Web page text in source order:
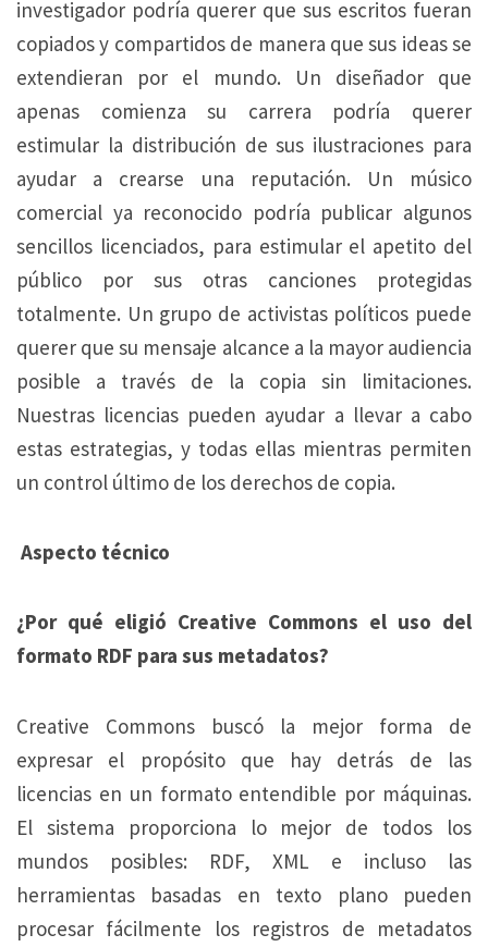
investigador podría querer que sus escritos fueran
copiados y compartidos de manera que sus ideas se
extendieran por el mundo. Un diseñador que
apenas comienza su carrera podría querer
estimular la distribución de sus ilustraciones para
ayudar a crearse una reputación. Un músico
comercial ya reconocido podría publicar algunos
sencillos licenciados, para estimular el apetito del
público por sus otras canciones protegidas
totalmente. Un grupo de activistas políticos puede
querer que su mensaje alcance a la mayor audiencia
posible a través de la copia sin limitaciones.
Nuestras licencias pueden ayudar a llevar a cabo
estas estrategias, y todas ellas mientras permiten
un control último de los derechos de copia.
Aspecto técnico
¿Por qué eligió Creative Commons el uso del
formato RDF para sus metadatos?
Creative Commons buscó la mejor forma de
expresar el propósito que hay detrás de las
licencias en un formato entendible por máquinas.
El sistema proporciona lo mejor de todos los
mundos posibles: RDF, XML e incluso las
herramientas basadas en texto plano pueden
procesar fácilmente los registros de metadatos